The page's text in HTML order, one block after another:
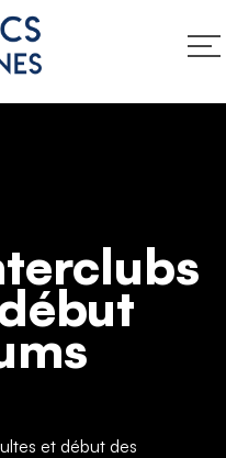
et début des